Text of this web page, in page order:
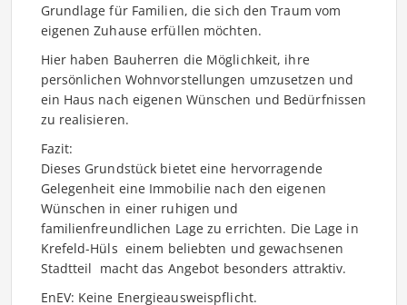
Grundlage für Familien, die sich den Traum vom
eigenen Zuhause erfüllen möchten.
Hier haben Bauherren die Möglichkeit, ihre
persönlichen Wohnvorstellungen umzusetzen und
ein Haus nach eigenen Wünschen und Bedürfnissen
zu realisieren.
Fazit:
Dieses Grundstück bietet eine hervorragende
Gelegenheit eine Immobilie nach den eigenen
Wünschen in einer ruhigen und
familienfreundlichen Lage zu errichten. Die Lage in
Krefeld-Hüls  einem beliebten und gewachsenen
Stadtteil  macht das Angebot besonders attraktiv.
EnEV: Keine Energieausweispflicht.